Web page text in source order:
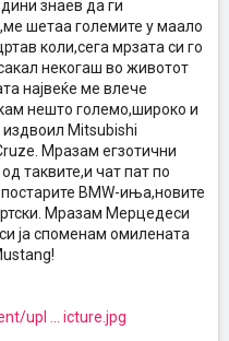
знаев да ги
шетаа големите у маало
коли,сега мрзата си го
некогаш во животот
највеќе ме влече
нешто големо,широко и
Mitsubishi
Мразам егзотични
таквите,и чат пат по
BMW-иња,новите
Мразам Мерцедеси
ја споменам омилената
upl ... icture.jpg